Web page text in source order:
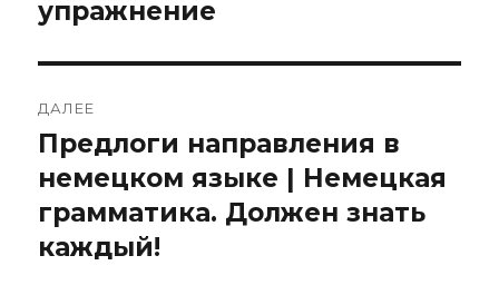
упражнение
ДАЛЕЕ
Следующая
запись:
Предлоги направления в
немецком языке | Немецкая
грамматика. Должен знать
каждый!